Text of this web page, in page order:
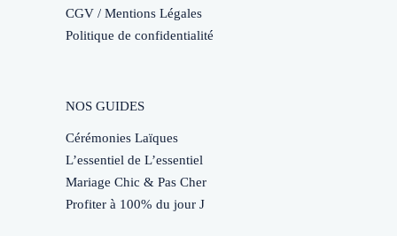
CGV / Mentions Légales
Politique de confidentialité
NOS GUIDES
Cérémonies Laïques
L’essentiel de L’essentiel
Mariage Chic & Pas Cher
Profiter à 100% du jour J